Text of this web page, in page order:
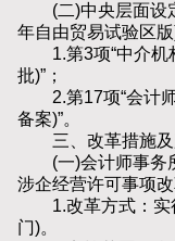
(二)中央层面设定
年自由贸易试验区版
1.第3项“中介机
批)”；
2.第17项“会计师
备案)”。
三、改革措施及
(一)会计师事务所
涉企经营许可事项
1.改革方式：实
门)。